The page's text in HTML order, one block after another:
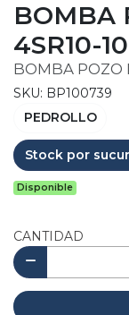
BOMBA
4SR10-
BOMBA POZO
SKU: BP100739
PEDROLLO
Stock por
Disponible
CANTIDAD